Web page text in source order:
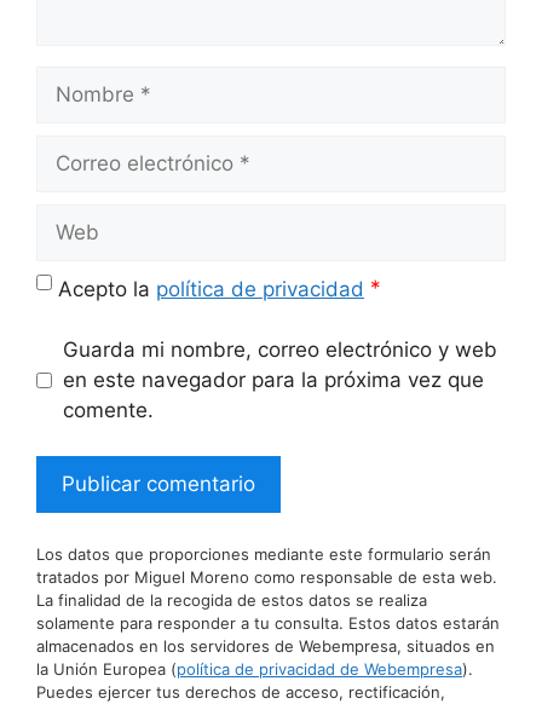
electrónico
Acepto la política de privacidad *
Guarda mi nombre, correo electrónico y web
en este navegador para la próxima vez que
comente.
Los datos que proporciones mediante este formulario serán
tratados por Miguel Moreno como responsable de esta web.
La finalidad de la recogida de estos datos se realiza
solamente para responder a tu consulta. Estos datos estarán
almacenados en los servidores de Webempresa, situados en
la Unión Europea (política de privacidad de Webempresa).
Puedes ejercer tus derechos de acceso, rectificación,